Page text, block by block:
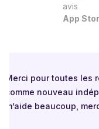
avis
App
Merci pour toutes les
comme nouveau
m’aide beaucoup,